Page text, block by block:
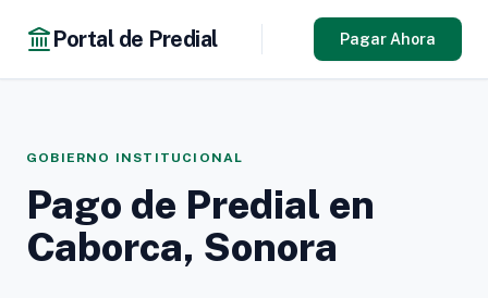
Portal de Predial Pagar Ahora
GOBIERNO INSTITUCIONAL
Pago de Predial en
Caborca, Sonora